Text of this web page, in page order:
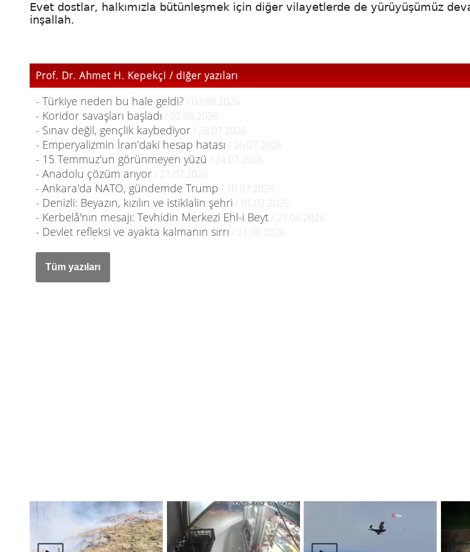
Evet dostlar, halkımızla bütünleşmek için diğer vilayetlerde de yürüyüşümüz
inşallah.
Prof. Dr. Ahmet H. Kepekçi / diğer yazıları
- Türkiye neden bu hale geldi? / 03.08.2026
- Koridor savaşları başladı / 02.08.2026
- Sınav değil, gençlik kaybediyor / 28.07.2026
- Emperyalizmin İran’daki hesap hatası / 26.07.2026
- 15 Temmuz'un görünmeyen yüzü / 24.07.2026
- Anadolu çözüm arıyor / 23.07.2026
- Ankara'da NATO, gündemde Trump / 10.07.2026
- Denizli: Beyazın, kızılın ve istiklalin şehri / 01.07.2026
- Kerbelâ'nın mesajı: Tevhidin Merkezi Ehl-i Beyt / 27.06.2026
- Devlet refleksi ve ayakta kalmanın sırrı / 21.06.2026